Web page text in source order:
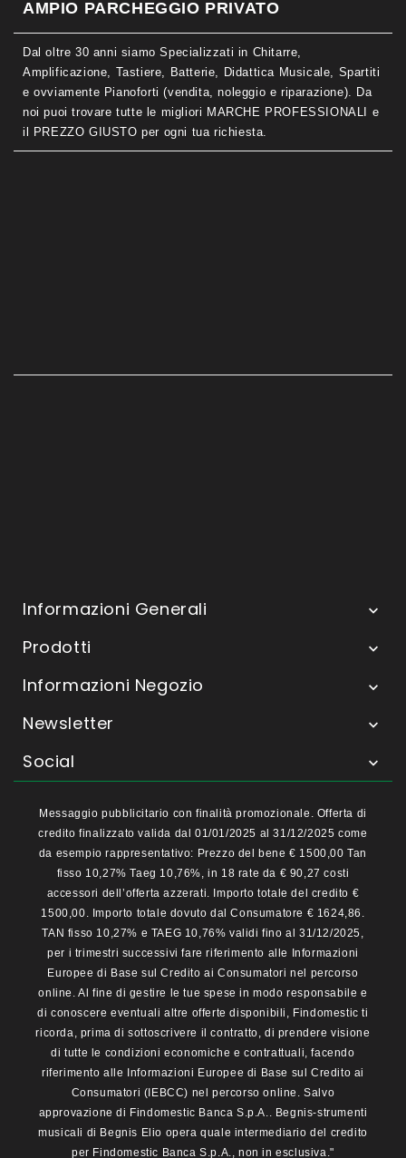
AMPIO PARCHEGGIO PRIVATO
Dal oltre 30 anni siamo Specializzati in Chitarre,
Amplificazione, Tastiere, Batterie, Didattica Musicale, Spartiti
e ovviamente Pianoforti (vendita, noleggio e riparazione). Da
noi puoi trovare tutte le migliori MARCHE PROFESSIONALI e
il PREZZO GIUSTO per ogni tua richiesta.
Informazioni Generali 
Prodotti 
Informazioni Negozio 
Newsletter 
Social 
Messaggio pubblicitario con finalità promozionale. Offerta di
credito finalizzato valida dal 01/01/2025 al 31/12/2025 come
da esempio rappresentativo: Prezzo del bene € 1500,00 Tan
fisso 10,27% Taeg 10,76%, in 18 rate da € 90,27 costi
accessori dell’offerta azzerati. Importo totale del credito €
1500,00. Importo totale dovuto dal Consumatore € 1624,86.
TAN fisso 10,27% e TAEG 10,76% validi fino al 31/12/2025,
per i trimestri successivi fare riferimento alle Informazioni
Europee di Base sul Credito ai Consumatori nel percorso
online. Al fine di gestire le tue spese in modo responsabile e
di conoscere eventuali altre offerte disponibili, Findomestic ti
ricorda, prima di sottoscrivere il contratto, di prendere visione
di tutte le condizioni economiche e contrattuali, facendo
riferimento alle Informazioni Europee di Base sul Credito ai
Consumatori (IEBCC) nel percorso online. Salvo
approvazione di Findomestic Banca S.p.A.. Begnis-strumenti
musicali di Begnis Elio opera quale intermediario del credito
per Findomestic Banca S.p.A., non in esclusiva."